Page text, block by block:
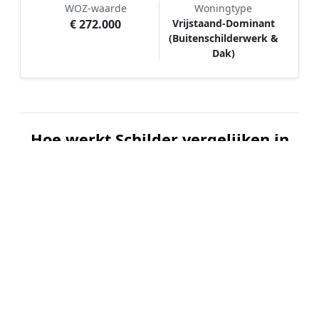
WOZ-waarde
€ 272.000
Woningtype
Vrijstaand-Dominant
(Buitenschilderwerk &
Dak)
Hoe werkt Schilder vergelijken in